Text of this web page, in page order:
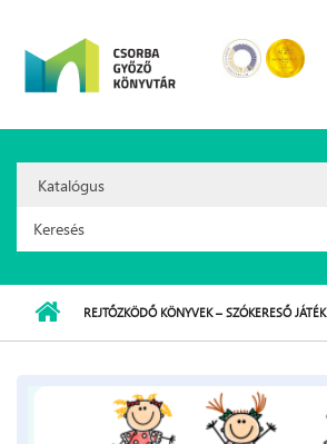
Option:
Keresés űrlap
REJTŐZKÖDŐ KÖNYVEK – SZÓKERESŐ